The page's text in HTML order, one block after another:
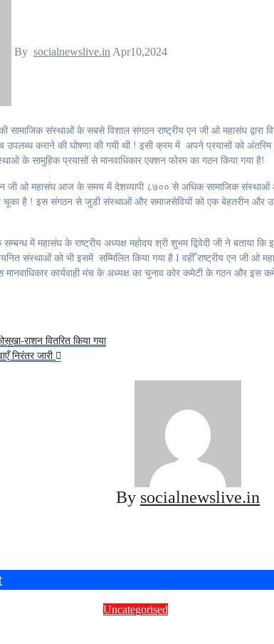
By socialnewslive.in Apr10,2024
सामाजिक संस्थाओं के सबसे विशाल संगठन राष्ट्रीय एन जी ओ महासंघ द्वारा
उपलब्ध कराने की घोषणा की गयी थी ! इसी क्रम में अपने प्रयासों को अंतरिम
के सामुहिक प्रयासों से मानवाधिकार एक्शन फोरम का गठन किया गया है!
एन जी ओ महासंघ आज के समय में देशव्यापी ८७०० से अधिक सामाजिक
चूका है ! इस संगठन से जुडी संस्थाओं और समाजसेवियों को एक बेहतरीन और
में महासंघ के राष्ट्रीय अध्यक्ष महोदय श्री शुभम द्विवेदी जी ने बताया कि
संस्थाओं को भी इसमें सम्मिलित किया गया है I वहीँ राष्ट्रीय एन जी ओ
इस मानवाधिकार कार्यवाही मंच के अध्यक्ष का चुनाव कोर कमेटी के गठन और
राशन वितरित किया गया
निरंतर जारी
By socialnewslive.in
Uncategorised